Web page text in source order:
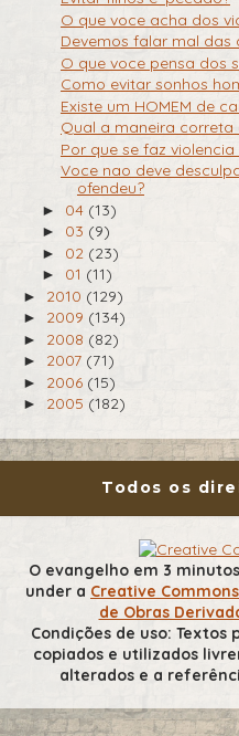
O que voce acha dos
Devemos falar mal das
O que voce pensa dos
Como evitar sonhos
Existe um HOMEM de
Qual a maneira
Por que se faz
Voce nao deve
ofendeu?
► 04 (13)
► 03 (9)
► 02 (23)
► 01 (11)
► 2010 (129)
► 2009 (134)
► 2008 (82)
► 2007 (71)
► 2006 (15)
► 2005 (182)
Todos os
O evangelho em 3 minutos
under a Creative
de Obras
Condições de uso: Textos
copiados e utilizados
alterados e a